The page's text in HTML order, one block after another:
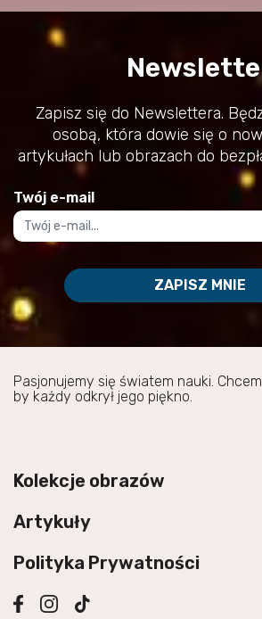
Zapisz się do Newslettera.
osobą, która dowie się o
artykułach lub obrazach do
Twój e-mail
ZAPISZ MNIE
Pasjonujemy się światem nauki.
by każdy odkrył jego piękno.
Kolekcje obrazów
Artykuły
Polityka Prywatności